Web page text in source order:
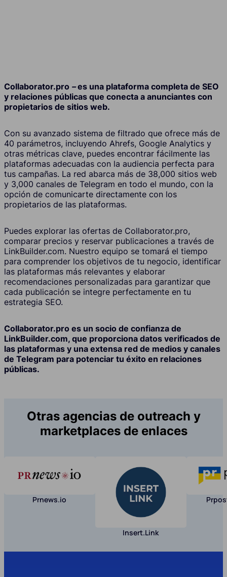
Collaborator.pro –es una plataforma completa de SEO
y relaciones públicas que conecta a anunciantes con
propietarios de sitios web.
Con su avanzado sistema de filtrado que ofrece más de
40 parámetros, incluyendo Ahrefs, Google Analytics y
otras métricas clave, puedes encontrar fácilmente las
plataformas adecuadas con la audiencia perfecta para
tus campañas. La red abarca más de 38,000 sitios web
y 3,000 canales de Telegram en todo el mundo, con la
opción de comunicarte directamente con los
propietarios de las plataformas.
Puedes explorar las ofertas de Collaborator.pro,
comparar precios y reservar publicaciones a través de
LinkBuilder.com. Nuestro equipo se tomará el tiempo
para comprender los objetivos de tu negocio, identificar
las plataformas más relevantes y elaborar
recomendaciones personalizadas para garantizar que
cada publicación se integre perfectamente en tu
estrategia SEO.
Collaborator.pro es un socio de confianza de
LinkBuilder.com, que proporciona datos verificados de
las plataformas y una extensa red de medios y canales
de Telegram para potenciar tu éxito en relaciones
públicas.
Otras agencias de outreach y
marketplaces de enlaces
Prnews.io
Insert.Link